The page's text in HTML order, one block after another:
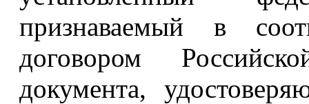
признаваемый в
договором
документа,